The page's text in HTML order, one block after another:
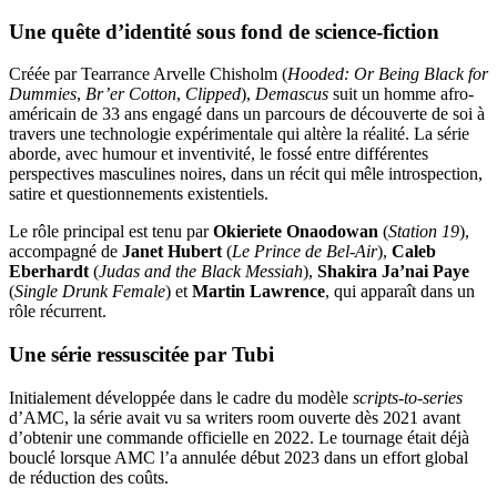
Une quête d’identité sous fond de science-fiction
Créée par Tearrance Arvelle Chisholm (Hooded: Or Being Black for
Dummies, Br’er Cotton, Clipped), Demascus suit un homme afro-
américain de 33 ans engagé dans un parcours de découverte de soi à
travers une technologie expérimentale qui altère la réalité. La série
aborde, avec humour et inventivité, le fossé entre différentes
perspectives masculines noires, dans un récit qui mêle introspection,
satire et questionnements existentiels.
Le rôle principal est tenu parOkieriete Onaodowan (Station 19),
accompagné de Janet Hubert(Le Prince de Bel-Air), Caleb
Eberhardt(Judas and the Black Messiah), Shakira Ja’nai Paye
(Single Drunk Female) etMartin Lawrence, qui apparaît dans un
rôle récurrent.
Une série ressuscitée par Tubi
Initialement développée dans le cadre du modèle scripts-to-series
d’AMC, la série avait vu sa writers room ouverte dès 2021 avant
d’obtenir une commande officielle en 2022. Le tournage était déjà
bouclé lorsque AMC l’a annulée début 2023 dans un effort global
de réduction des coûts.